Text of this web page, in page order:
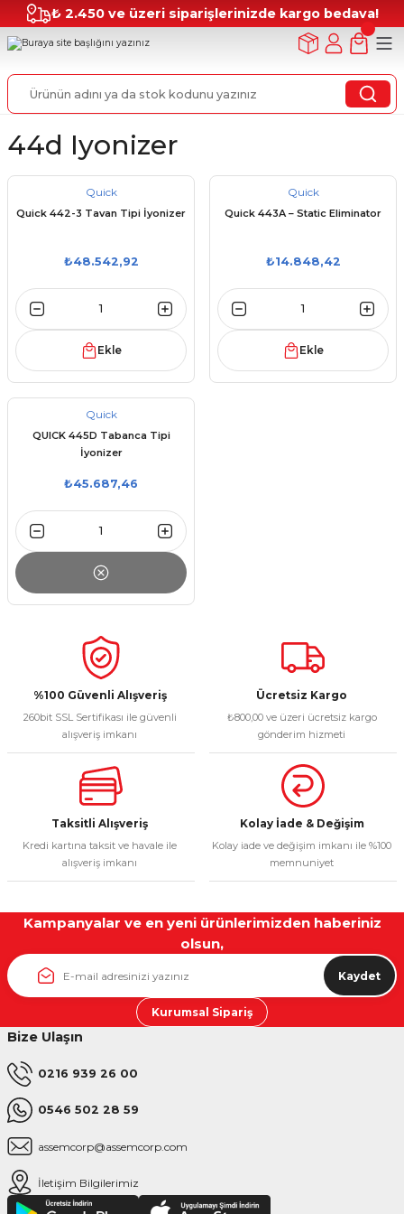
₺ 2.450 ve üzeri siparişlerinizde kargo bedava!
44d Iyonizer
Quick
Quick 442-3 Tavan Tipi İyonizer
₺48.542,92
Ekle
Quick
Quick 443A – Static Eliminator
₺14.848,42
Ekle
Quick
QUICK 445D Tabanca Tipi
İyonizer
₺45.687,46
%100 Güvenli Alışveriş
260bit SSL Sertifikası ile güvenli
alışveriş imkanı
Ücretsiz Kargo
₺800,00 ve üzeri ücretsiz kargo
gönderim hizmeti
Taksitli Alışveriş
Kredi kartına taksit ve havale ile
alışveriş imkanı
Kolay İade & Değişim
Kolay iade ve değişim imkanı ile %100
memnuniyet
Kampanyalar ve en yeni ürünlerimizden haberiniz
olsun,
Kaydet
Kurumsal Sipariş
Bize Ulaşın
0216 939 26 00
0546 502 28 59
assemcorp@assemcorp.com
İletişim Bilgilerimiz